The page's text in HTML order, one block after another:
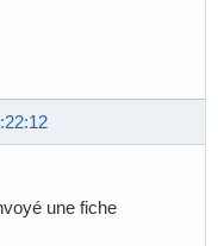
une fiche